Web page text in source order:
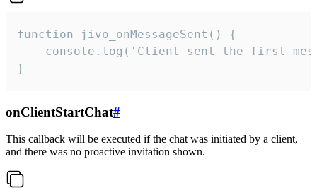
function jivo_onMessageSent() {
console.log('Client sent the first
}
onClientStartChat#
This callback will be executed if the chat was initiated by a client,
and there was no proactive invitation shown.